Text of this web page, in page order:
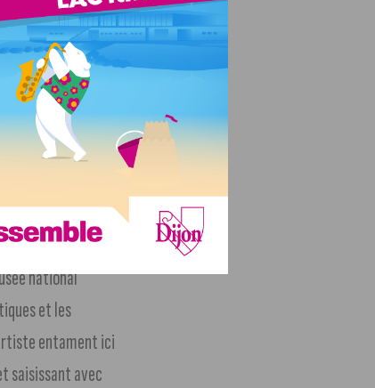
réside
déploiement
invite les
dynamique
: le musée des
national
et les
entament ici
saisissant avec